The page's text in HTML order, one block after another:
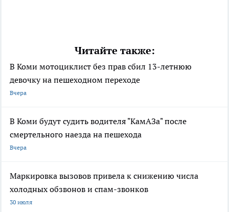
Читайте также:
В Коми мотоциклист без прав сбил 13-летнюю
девочку на пешеходном переходе
Вчера
В Коми будут судить водителя "КамАЗа" после
смертельного наезда на пешехода
Вчера
Маркировка вызовов привела к снижению числа
холодных обзвонов и спам-звонков
30 июля